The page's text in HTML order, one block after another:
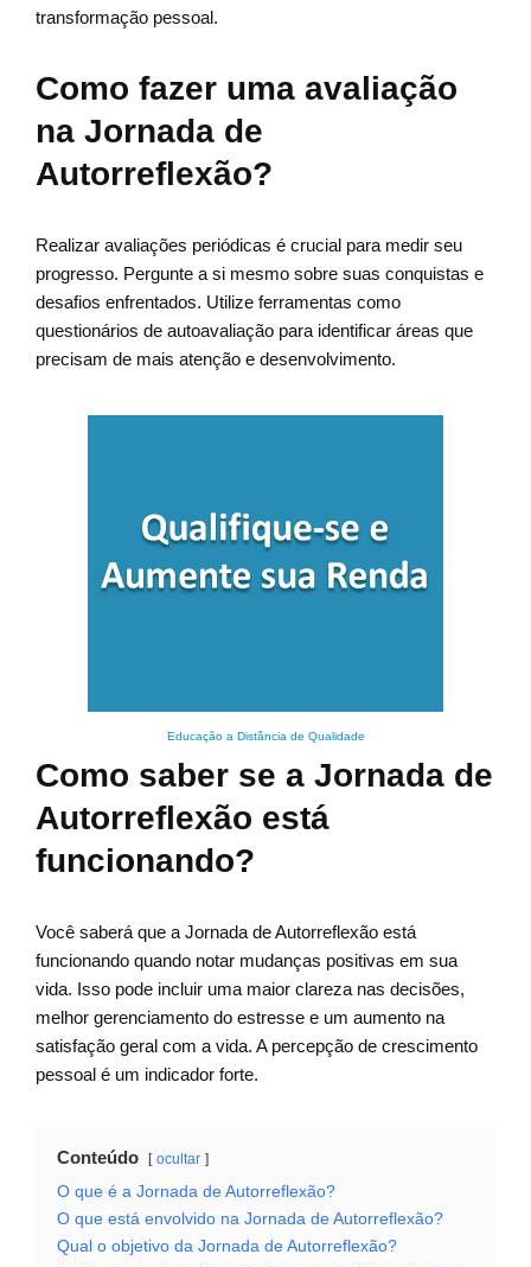
transformação pessoal.
Como fazer uma avaliação
na Jornada de
Autorreflexão?
Realizar avaliações periódicas é crucial para medir seu
progresso. Pergunte a si mesmo sobre suas conquistas e
desafios enfrentados. Utilize ferramentas como
questionários de autoavaliação para identificar áreas que
precisam de mais atenção e desenvolvimento.
Educação a Distância de Qualidade
Como saber se a Jornada de
Autorreflexão está
funcionando?
Você saberá que a Jornada de Autorreflexão está
funcionando quando notar mudanças positivas em sua
vida. Isso pode incluir uma maior clareza nas decisões,
melhor gerenciamento do estresse e um aumento na
satisfação geral com a vida. A percepção de crescimento
pessoal é um indicador forte.
Conteúdo ocultar
O que é a Jornada de Autorreflexão?
O que está envolvido na Jornada de Autorreflexão?
Qual o objetivo da Jornada de Autorreflexão?